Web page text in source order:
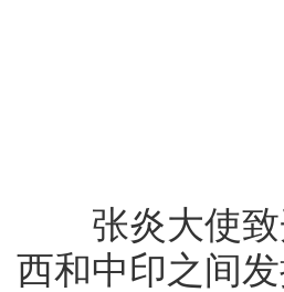
张炎大使致
西和中印之间